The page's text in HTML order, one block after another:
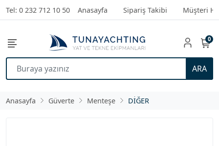
Tel: 0 232 712 10 50 Anasayfa Sipariş Takibi Müşteri
ARA
0
Anasayfa Güverte Menteşe DİĞER